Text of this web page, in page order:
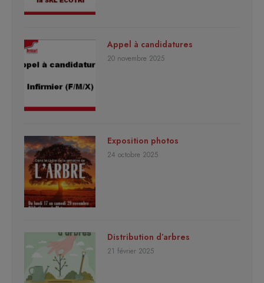
Appel à candidatures
20 novembre 2025
Exposition photos
24 octobre 2025
Distribution d’arbres
21 février 2025